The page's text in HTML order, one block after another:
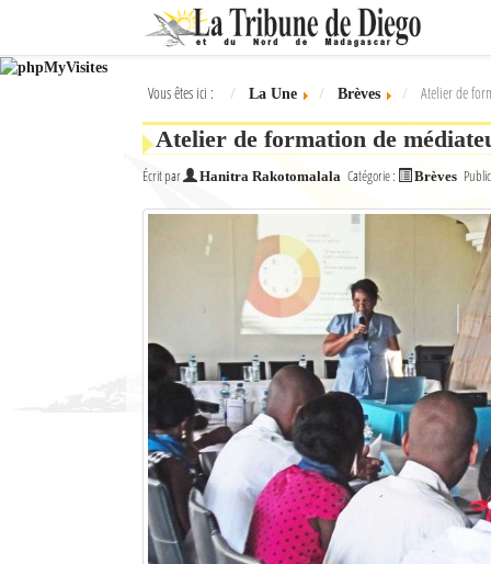
Ok
L'actualité à Diego Suarez
Vous êtes ici : La Une Brèves Atelier de
Atelier de formation de
Écrit par Hanitra Rakotomalala Catégorie : Brèves